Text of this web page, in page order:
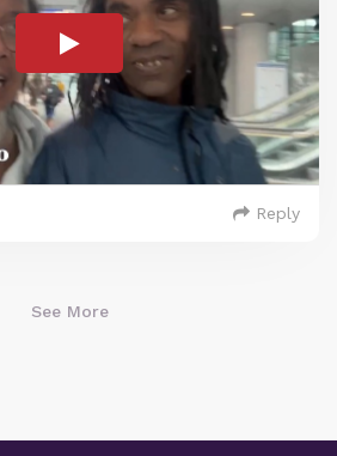
Reply
See More